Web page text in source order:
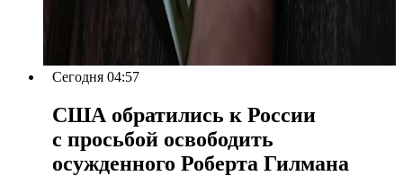
Сегодня 04:57
США обратились к России
с просьбой освободить
осужденного Роберта Гилмана